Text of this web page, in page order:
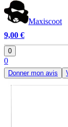
Maxiscoot
9,00 €
0
0
Donner mon avis